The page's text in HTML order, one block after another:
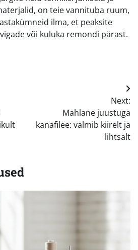
on teie vannituba ruum,
ilma, et peaksite
või kuluka remondi pärast.
Next:
Mahlane juustuga
kanafilee: valmib kiirelt ja
lihtsalt